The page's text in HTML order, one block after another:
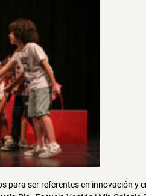
para ser referentes en innovación y